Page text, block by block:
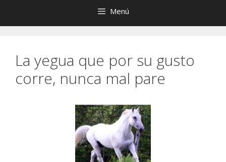
Menú
La yegua que por su gusto
corre, nunca mal pare